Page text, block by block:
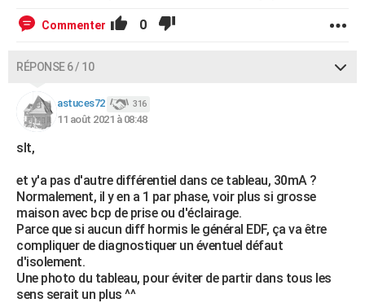
Commenter 0
RÉPONSE 6 / 10
astuces72 316
11 août 2021 à 08:48
slt,
et y'a pas d'autre différentiel dans ce tableau, 30mA ?
Normalement, il y en a 1 par phase, voir plus si grosse
maison avec bcp de prise ou d'éclairage.
Parce que si aucun diff hormis le général EDF, ça va être
compliquer de diagnostiquer un éventuel défaut
d'isolement.
Une photo du tableau, pour éviter de partir dans tous les
sens serait un plus ^^